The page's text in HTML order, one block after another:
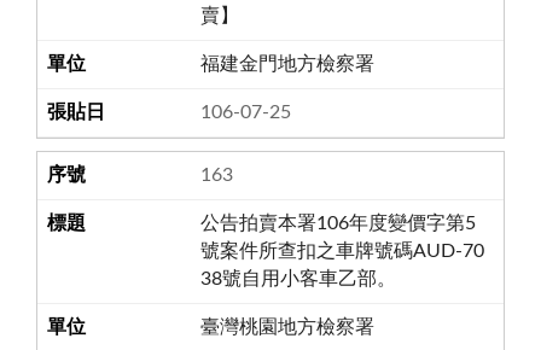
賣】
福建金門地方檢察署
106-07-25
163
公告拍賣本署106年度變價字第5
號案件所查扣之車牌號碼AUD-70
38號自用小客車乙部。
臺灣桃園地方檢察署